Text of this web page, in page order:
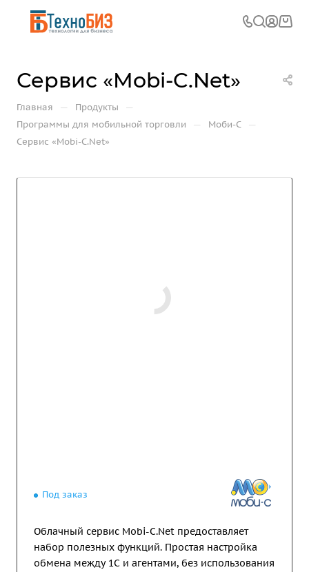
Сервис «Mobi-C.Net»
Главная — Продукты —
Программы для мобильной торговли — Моби-С —
Сервис «Mobi-C.Net»
Под заказ
Облачный сервис Mobi-С.Net предоставляет
набор полезных функций. Простая настройка
обмена между 1С и агентами, без использования